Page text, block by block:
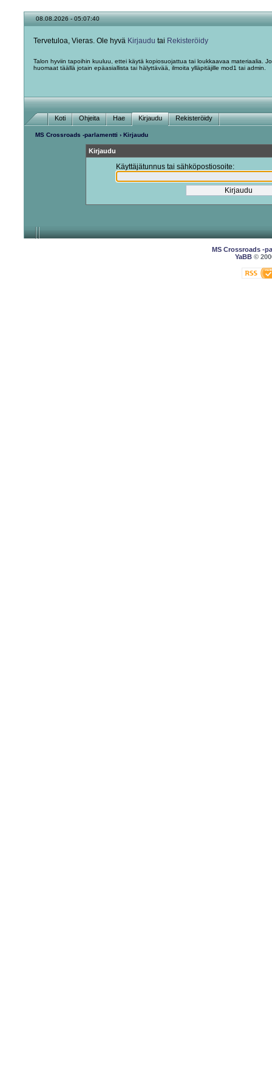
08.08.2026 - 05:07:40
Tervetuloa, Vieras. Ole hyvä Kirjaudu tai Rekisteröidy
Talon hyviin tapoihin kuuluu, ettei käytä kopiosuojattua tai loukkaavaa materiaalia.
huomaat täällä jotain epäasiallista tai hälyttävää, ilmoita ylläpitäjille mod1 tai admin.
Koti Ohjeita Hae Kirjaudu Rekisteröidy
MS Crossroads -parlamentti › Kirjaudu
Kirjaudu
Käyttäjätunnus tai sähköpostiosoite:
MS Crossroads -
YaBB©